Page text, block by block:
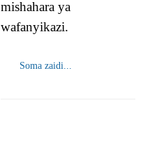
mishahara ya
wafanyikazi.
Soma zaidi...